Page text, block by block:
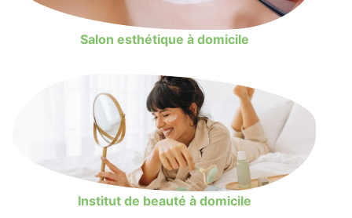
Salon esthétique à domicile
Institut de beauté à domicile